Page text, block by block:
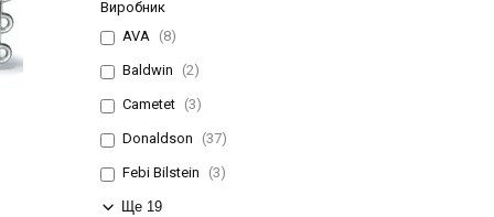
Виробник
AVA
8
Baldwin 2
Cametet 3
Donaldson 37
Febi Bilstein 3
Ще 19